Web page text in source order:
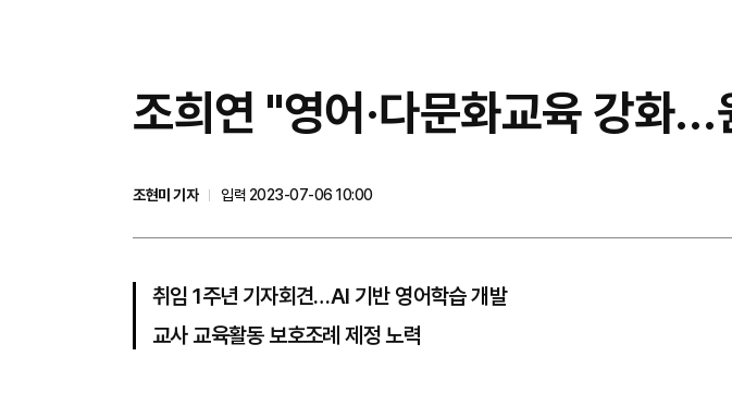
조희연 "영어·다문화교육 강화
조현미 기자
입력 2023-07-06 10:00
취임 1주년 기자회견…AI 기반 영어학습 개발
교사 교육활동 보호조례 제정 노력